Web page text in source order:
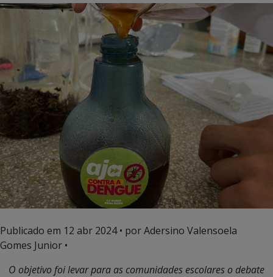
Publicado em 12 abr 2024• por Adersino Valensoela
Gomes Junior •
O objetivo foi levar para as comunidades escolares o debate